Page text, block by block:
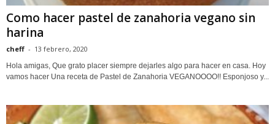
Como hacer pastel de zanahoria vegano sin
harina
cheff - 13 febrero, 2020
Hola amigas, Que grato placer siempre dejarles algo para hacer en casa. Hoy
vamos hacer Una receta de Pastel de Zanahoria VEGANOOOO!! Esponjoso y...